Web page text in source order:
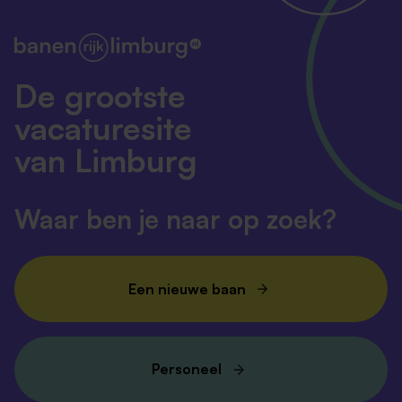
De grootste
vacaturesite
van Limburg
Waar ben je naar op zoek?
Een nieuwe baan
Personeel